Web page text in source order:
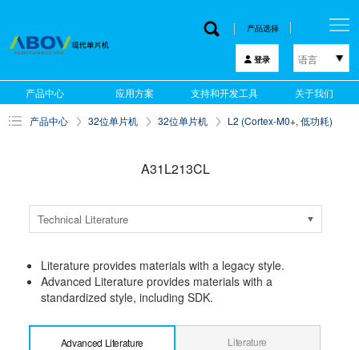
产品选择
登录 语言
한국어
English
中文
产品中心 应用方案 支持和开发工具 关于我们
产品中心 32位单片机 32位单片机 L2 (Cortex-M0+, 低功耗)
A31L213CL
Technical Literature
Literature provides materials with a legacy style.
Advanced Literature provides materials with a
standardized style, including SDK.
Advanced Literature Literature